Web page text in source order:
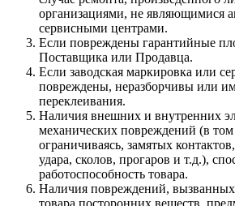
организациями, не являющимися
сервисными центрами.
Если повреждены гарантийные
Поставщика или Продавца.
Если заводская маркировка или
повреждены, неразборчивы или
переклеивания.
Наличия внешних и внутренних
механических повреждений (в
ограничиваясь, замятых
удара, сколов, прогаров и т.д.),
работоспособность товара.
Наличия повреждений,
товара посторонних веществ,